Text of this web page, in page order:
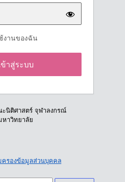
งานของฉัน
นิติศาสตร์ จุฬาลงกรณ์
หาวิทยาลัย
รองข้อมูลส่วนบุคคล